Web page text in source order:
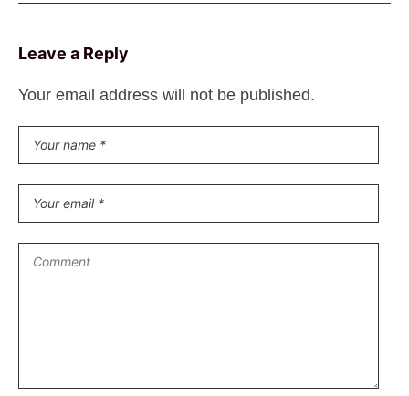
Leave a Reply
Your email address will not be published.